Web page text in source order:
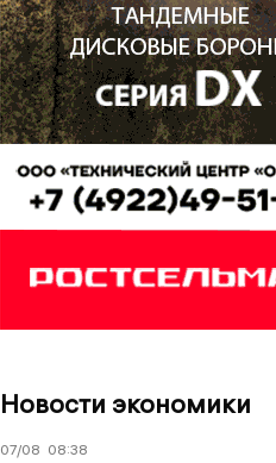
Новости экономики
07/08 08:38